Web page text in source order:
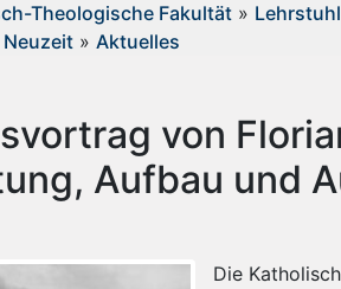
Theologische Fakultät»
» Aktuelles
von
Aufbau und
Die